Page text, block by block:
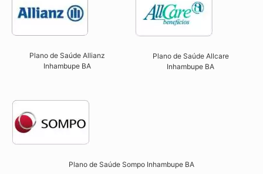
Plano de Saúde Allianz
Inhambupe BA​
Plano de Saúde Allcare
Inhambupe BA​
Plano de Saúde Sompo Inhambupe BA​